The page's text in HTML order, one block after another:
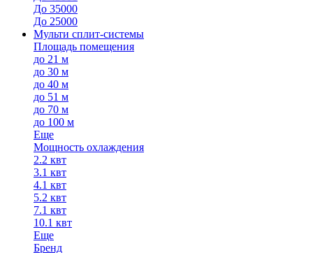
До 35000
До 25000
Мульти сплит-системы
Площадь помещения
до 21 м
до 30 м
до 40 м
до 51 м
до 70 м
до 100 м
Еще
Мощность охлаждения
2.2 квт
3.1 квт
4.1 квт
5.2 квт
7.1 квт
10.1 квт
Еще
Бренд